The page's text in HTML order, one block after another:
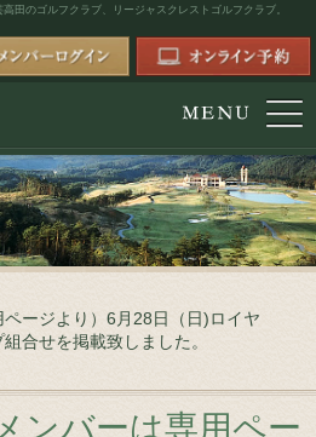
田のゴルフクラブ、 リージャスクレストゴルフクラブ。
ージより）6月28日（日)ロイヤ
合せを掲載致しました。
ンバーは専用ペー